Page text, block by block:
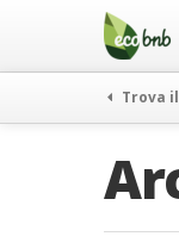
Menu
Trova